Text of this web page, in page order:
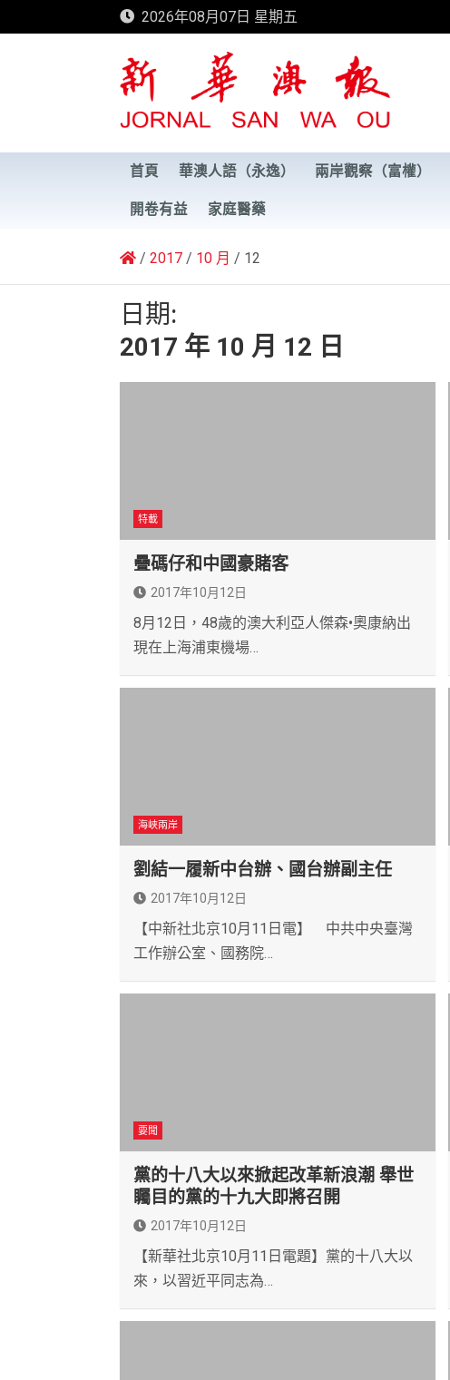
to
2026年08月07日 星期五
新華澳報
首頁 華澳人語（永逸） 兩岸觀察（富權）
開卷有益 家庭醫藥
2017 10 月 12
日期:
2017 年 10 月 12 日
特載
疊碼仔和中國豪賭客
2017年10月12日
8月12日，48歲的澳大利亞人傑森•奧康納出
現在上海浦東機場…
海峽兩岸
劉結一履新中台辦、國台辦副主任
2017年10月12日
【中新社北京10月11日電】 中共中央臺灣
工作辦公室、國務院…
要聞
黨的十八大以來掀起改革新浪潮 舉世
矚目的黨的十九大即將召開
2017年10月12日
【新華社北京10月11日電題】黨的十八大以
來，以習近平同志為…